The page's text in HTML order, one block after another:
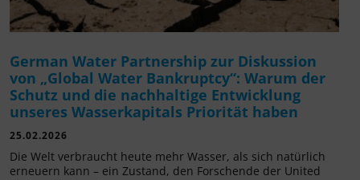
German Water Partnership zur Diskussion
von „Global Water Bankruptcy“: Warum der
Schutz und die nachhaltige Entwicklung
unseres Wasserkapitals Priorität haben
25.02.2026
Die Welt verbraucht heute mehr Wasser, als sich natürlich
erneuern kann – ein Zustand, den Forschende der United